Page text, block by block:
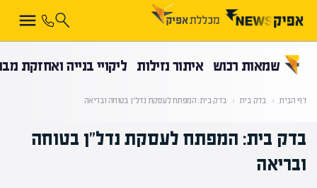
שמאות רכוש איתור נזילות ליקויי בנייה ואחזקת
דף הבית ‹ בדק בית ‹ בדק בית: המפתח לעסקת נדל"ן בטוחה ובריאה
בדק בית: המפתח לעסקת נדל"ן בטוחה
ובריאה